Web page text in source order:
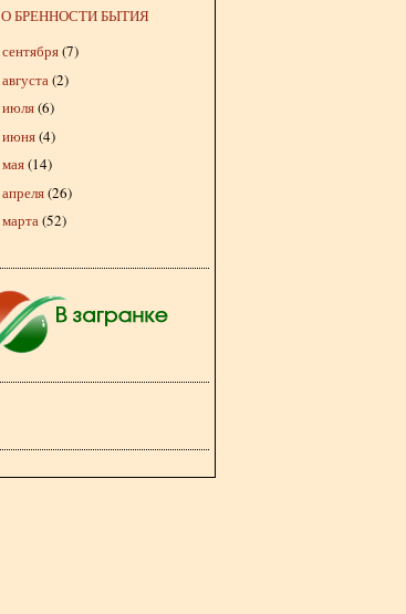
О БРЕННОСТИ БЫТИЯ
сентября(7)
августа(2)
июля(6)
июня(4)
мая(14)
апреля(26)
марта(52)